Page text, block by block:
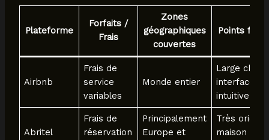
Plateforme
Forfaits /
Frais
Zones
géographiques
couvertes
Points forts
Airbnb
Frais de
service
variables
Monde entier
Large choix,
interface
intuitive
Abritel
Frais de
réservation
Principalement
Europe et
Très orienté
maison et